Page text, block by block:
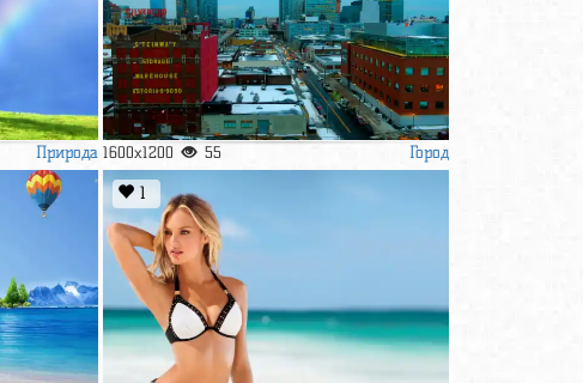
Природа 1600x1200 55
Город
1